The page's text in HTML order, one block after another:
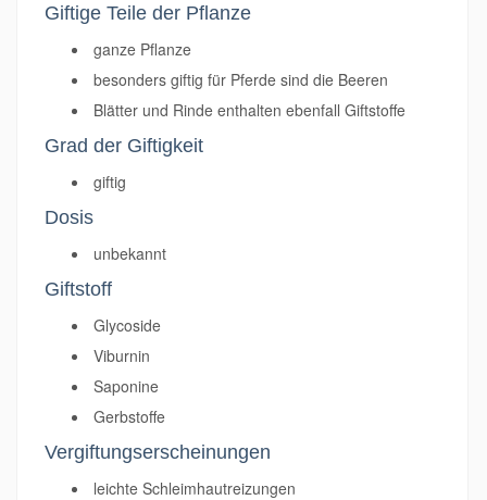
Giftige Teile der Pflanze
ganze Pflanze
besonders giftig für Pferde sind die Beeren
Blätter und Rinde enthalten ebenfall Giftstoffe
Grad der Giftigkeit
giftig
Dosis
unbekannt
Giftstoff
Glycoside
Viburnin
Saponine
Gerbstoffe
Vergiftungserscheinungen
leichte Schleimhautreizungen